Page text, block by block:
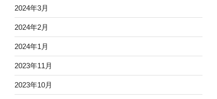
2024年3月
2024年2月
2024年1月
2023年11月
2023年10月